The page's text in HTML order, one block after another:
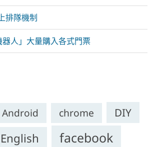
排隊機制
人」大量購入各式門票
Android chrome
DIY
English facebook